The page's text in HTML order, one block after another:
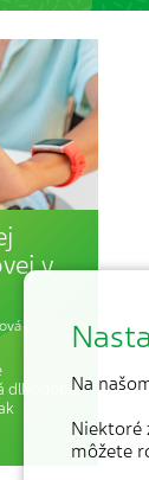
v
dlhodobáNa
Niektoré
môžete